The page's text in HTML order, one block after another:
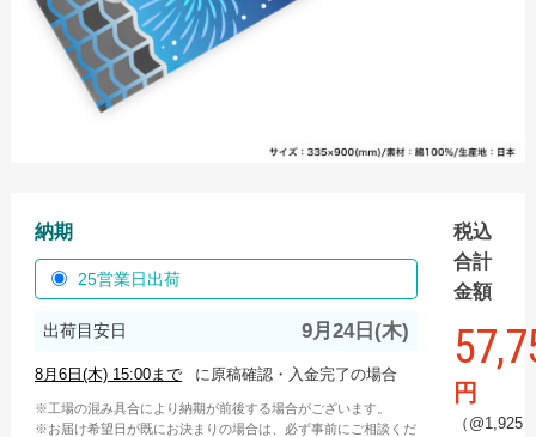
ハンドタオル
ミニタオル
バスタオル
国産白ソフトタオル
国産白ソフトタオル フルカラーインクジェット
国産白ソフトタオル 枠ありプリント
【最短翌日出荷】国産白ソフトタオル（タオル・のし
名入れなし）
納期
25営業日出荷
出荷目安日 9月24日(木)
に原稿確認・入金完了の場合
工場の混み具合により納期が前後する場合がございます。
お届け希望日が既にお決まりの場合は、必ず事前にご相談くだ
税込
合計
金額
円
（@1,925